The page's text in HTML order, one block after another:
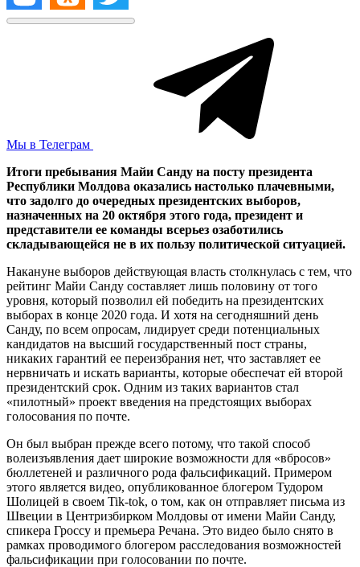
Мы в Телеграм
Итоги пребывания Майи Санду на посту президента
Республики Молдова оказались настолько плачевными,
что задолго до очередных президентских выборов,
назначенных на 20 октября этого года, президент и
представители ее команды всерьез озаботились
складывающейся не в их пользу политической ситуацией.
Накануне выборов действующая власть столкнулась с тем, что
рейтинг Майи Санду составляет лишь половину от того
уровня, который позволил ей победить на президентских
выборах в конце 2020 года. И хотя на сегодняшний день
Санду, по всем опросам, лидирует среди потенциальных
кандидатов на высший государственный пост страны,
никаких гарантий ее переизбрания нет, что заставляет ее
нервничать и искать варианты, которые обеспечат ей второй
президентский срок. Одним из таких вариантов стал
«пилотный» проект введения на предстоящих выборах
голосования по почте.
Он был выбран прежде всего потому, что такой способ
волеизъявления дает широкие возможности для «вбросов»
бюллетеней и различного рода фальсификаций. Примером
этого является видео, опубликованное блогером Тудором
Шолицей в своем Tik-tok, о том, как он отправляет письма из
Швеции в Центризбирком Молдовы от имени Майи Санду,
спикера Гроссу и премьера Речана. Это видео было снято в
рамках проводимого блогером расследования возможностей
фальсификации при голосовании по почте.